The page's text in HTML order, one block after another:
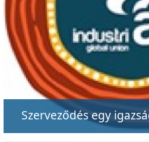
Szerveződés egy